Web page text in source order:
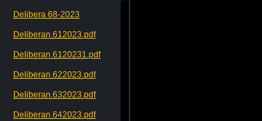
Delibera 68-2023
Deliberan.612023.pdf
Deliberan.6120231.pdf
Deliberan.622023.pdf
Deliberan.632023.pdf
Deliberan.642023.pdf